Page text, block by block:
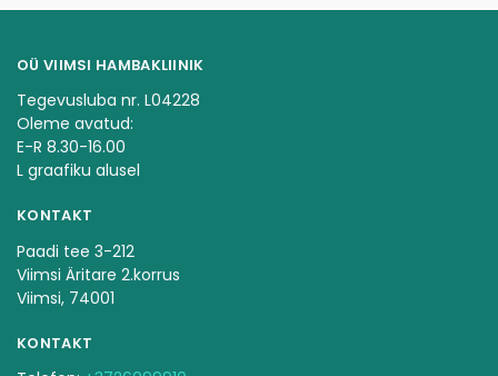
OÜ VIIMSI HAMBAKLIINIK
Tegevusluba nr. L04228
Oleme avatud:
E-R 8.30-16.00
L graafiku alusel
KONTAKT
Paadi tee 3-212
Viimsi Äritare 2.korrus
Viimsi, 74001
KONTAKT